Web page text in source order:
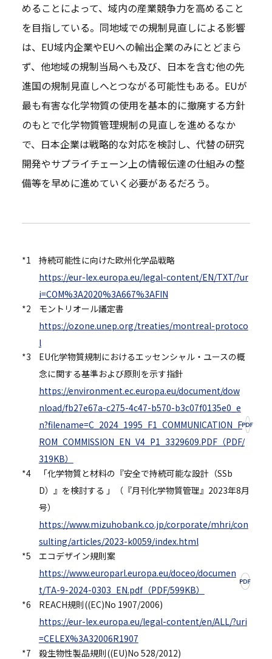
めることによって、域内の産業競争力を高めること
を目指している。同地域での規制見直しによる影響
は、EU域内企業やEUへの輸出企業のみにとどまら
ず、他地域の規制当局へも及び、日本を含む他の先
進国の規制見直しへとつながる可能性もある。EUが
最も有害な化学物質の使用を基本的に撤廃する方針
のもとで化学物質管理規制の見直しを進めるなか
で、日本企業は戦略的な対応を検討し、代替の研究
開発やサプライチェーン上の情報伝達の仕組みの整
備等を早めに進めていく必要があるだろう。
*1
持続可能性に向けた欧州化学品戦略
https://eur-lex.europa.eu/legal-content/EN/TXT/?ur
i=COM%3A2020%3A667%3AFIN
*2
モントリオール議定書
https://ozone.unep.org/treaties/montreal-protoco
l
*3
EU化学物質規制におけるエッセンシャル・ユースの概
念に関する基準および原則を示す指針
https://environment.ec.europa.eu/document/dow
nload/fb27e67a-c275-4c47-b570-b3c07f0135e0_e
n?filename=C_2024_1995_F1_COMMUNICATION_F
ROM_COMMISSION_EN_V4_P1_3329609.PDF（PDF/
319KB）
*4
「化学物質と材料の『安全で持続可能な設計（SSb
D）』を検討する 」（『月刊化学物質管理』2023年8月
号）
https://www.mizuhobank.co.jp/corporate/mhri/con
sulting/articles/2023-k0059/index.html
*5
エコデザイン規則案
https://www.europarl.europa.eu/doceo/documen
t/TA-9-2024-0303_EN.pdf（PDF/599KB）
*6
REACH規則((EC)No 1907/2006)
https://eur-lex.europa.eu/legal-content/en/ALL/?uri
=CELEX%3A32006R1907
*7
殺生物性製品規則((EU)No 528/2012)